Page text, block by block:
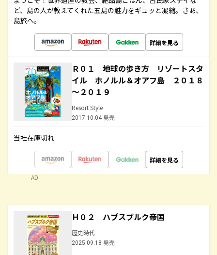
ど、島の人が教えてくれた五島の魅力をギュッと凝縮。さあ、
島旅へ。
詳細を見る
Ｒ０１ 地球の歩き方 リゾートスタ
イル ホノルル＆オアフ島 ２０１８
～２０１９
Resort Style
2017.10.04 発売
当社在庫切れ
詳細を見る
AD
Ｈ０２ ハプスブルク帝国
歴史時代
2025.09.18 発売